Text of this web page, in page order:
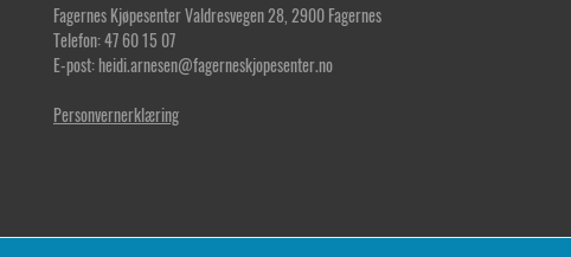
Fagernes Kjøpesenter Valdresvegen 28, 2900 Fagernes
Telefon: 47 60 15 07
E-post: heidi.arnesen@fagerneskjopesenter.no
Personvernerklæring